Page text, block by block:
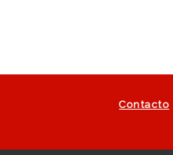
Contacto